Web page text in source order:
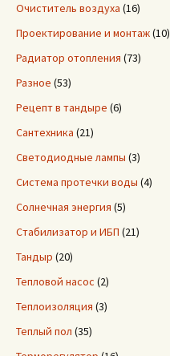
Очиститель воздуха (16)
Проектирование и монтаж(10)
Радиатор отопления (73)
Разное (53)
Рецепт в тандыре (6)
Сантехника (21)
Светодиодные лампы (3)
Система протечки воды (4)
Солнечная энергия (5)
Стабилизатор и ИБП (21)
Тандыр (20)
Тепловой насос (2)
Теплоизоляция (3)
Теплый пол (35)